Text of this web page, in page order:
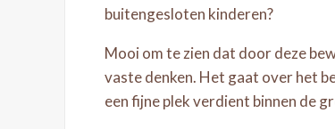
buitengesloten kinderen?
Mooi om te zien dat door deze
vaste denken. Het gaat over het
een fijne plek verdient binnen de